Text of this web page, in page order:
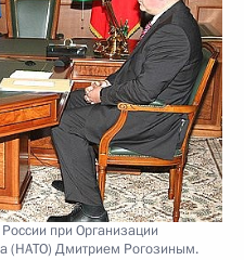
при Организации
(НАТО) Дмитрием Рогозиным.